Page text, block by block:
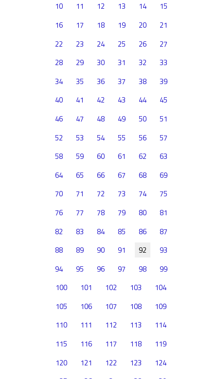
10
11 12 13 14
15
16
17 18 19 20
21
22
23 24 25 26
27
28
29 30 31 32
33
34
35 36 37 38
39
40
41 42 43 44
45
46
47 48 49 50
51
52
53 54 55 56
57
58
59 60 61 62
63
64
65 66 67 68
69
70
71 72 73 74
75
76
77 78 79 80
81
82
83 84 85 86
87
88
89 90 91 92
93
94
95 96 97 98
99
100
101 102 103
104
105
106 107 108
109
110
111 112 113
114
115
116 117 118
119
120
121 122 123
124